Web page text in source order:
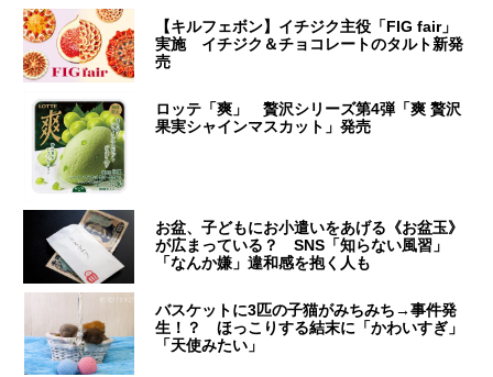
【キルフェボン】イチジク主役「FIG fair」
実施 イチジク＆チョコレートのタルト新発
売
ロッテ「爽」 贅沢シリーズ第4弾「爽 贅沢
果実シャインマスカット」発売
お盆、子どもにお小遣いをあげる《お盆玉》
が広まっている？ SNS「知らない風習」
「なんか嫌」違和感を抱く人も
バスケットに3匹の子猫がみちみち→事件発
生！？ ほっこりする結末に「かわいすぎ」
「天使みたい」